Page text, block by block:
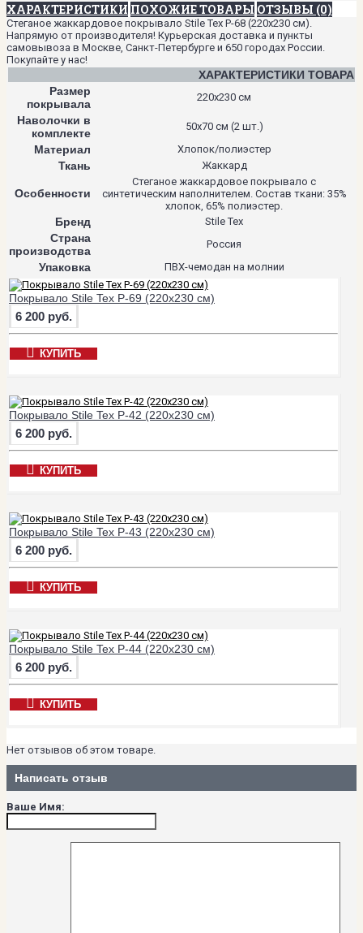
ХАРАКТЕРИСТИКИ ПОХОЖИЕ ТОВАРЫ ОТЗЫВЫ (0)
Стеганое жаккардовое покрывало Stile Tex P-68 (220х230 см).
Напрямую от производителя! Курьерская доставка и пункты
самовывоза в Москве, Санкт-Петербурге и 650 городах России.
Покупайте у нас!
ХАРАКТЕРИСТИКИ ТОВАРА
Размер
покрывала
220х230 см
Наволочки в
комплекте
50х70 см (2 шт.)
Материал Хлопок/полиэстер
Ткань Жаккард
Особенности
Стеганое жаккардовое покрывало с
синтетическим наполнителем. Состав ткани: 35%
хлопок, 65% полиэстер.
Бренд Stile Tex
Страна
производства
Россия
Упаковка ПВХ-чемодан на молнии
Покрывало Stile Tex P-69 (220х230 см)
6 200 руб.
КУПИТЬ
Покрывало Stile Tex P-42 (220х230 см)
6 200 руб.
КУПИТЬ
Покрывало Stile Tex P-43 (220х230 см)
6 200 руб.
КУПИТЬ
Покрывало Stile Tex P-44 (220х230 см)
6 200 руб.
КУПИТЬ
Нет отзывов об этом товаре.
Написать отзыв
Ваше Имя: